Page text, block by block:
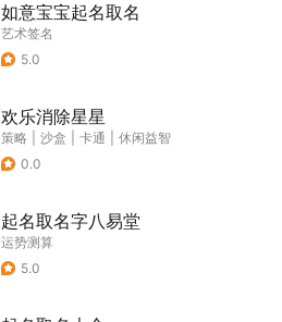
如意宝宝起名取名
艺术签名
5.0
欢乐消除星星
策略 沙盒 卡通
休闲益智
0.0
起名取名字八易堂
运势测算
5.0